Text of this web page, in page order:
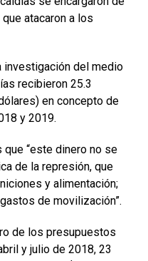
atacaron a los
investigación del medio
recibieron 25.3
en concepto de
y 2019.
que “este dinero no se
de la represión, que
y alimentación;
de movilización”.
de los presupuestos
y julio de 2018, 23